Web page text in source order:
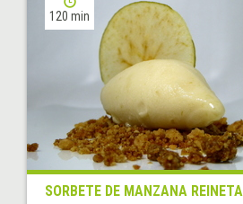
120 min
SORBETE DE MANZANA REINETA